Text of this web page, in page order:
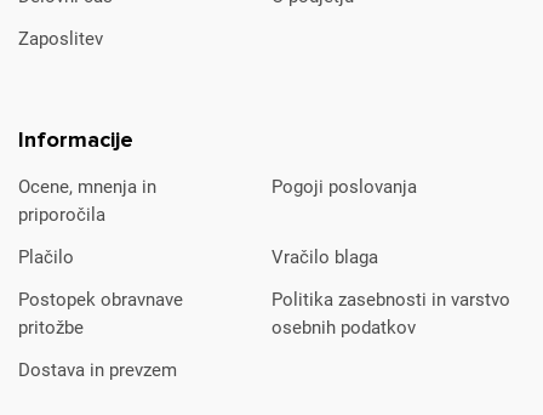
Zaposlitev
Informacije
Ocene, mnenja in
priporočila
Pogoji poslovanja
Plačilo
Vračilo blaga
Postopek obravnave
pritožbe
Politika zasebnosti in varstvo
osebnih podatkov
Dostava in prevzem